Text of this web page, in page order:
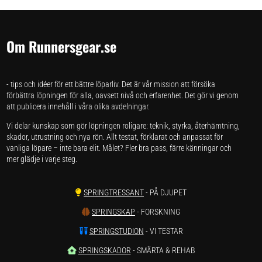
Om Runnersgear.se
- tips och idéer för ett bättre löparliv. Det är vår mission att försöka
förbättra löpningen för alla, oavsett nivå och erfarenhet. Det gör vi genom
att publicera innehåll i våra olika avdelningar.
Vi delar kunskap som gör löpningen roligare: teknik, styrka, återhämtning,
skador, utrustning och nya rön. Allt testat, förklarat och anpassat för
vanliga löpare – inte bara elit. Målet? Fler bra pass, färre känningar och
mer glädje i varje steg.
SPRINGTRESSANT- PÅ DJUPET
SPRINGSKAP - FORSKNING
SPRINGSTUDION - VI TESTAR
SPRINGSKADOR - SMÄRTA & REHAB